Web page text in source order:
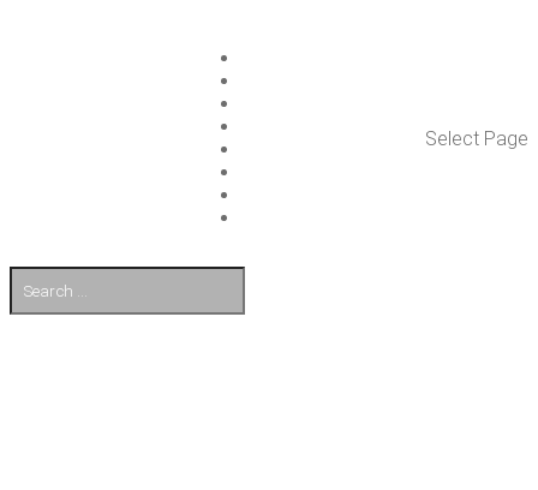
Select Page